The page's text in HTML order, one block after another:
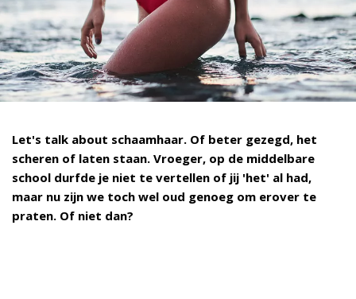
Let's talk about schaamhaar. Of beter gezegd, het
scheren of laten staan. Vroeger, op de middelbare
school durfde je niet te vertellen of jij 'het' al had,
maar nu zijn we toch wel oud genoeg om erover te
praten. Of niet dan?